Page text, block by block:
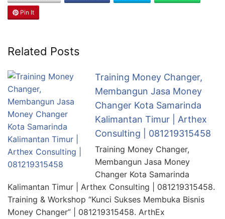
Pin It
Related Posts
Training Money Changer,
Membangun Jasa Money
Changer Kota Samarinda
Kalimantan Timur | Arthex
Consulting | 081219315458
Training Money Changer,
Membangun Jasa Money
Changer Kota Samarinda
Kalimantan Timur | Arthex Consulting | 081219315458.
Training & Workshop “Kunci Sukses Membuka Bisnis
Money Changer” | 081219315458. ArthEx